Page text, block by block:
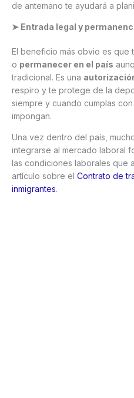
de antemano te ayudará a
➤ Entrada legal y
El beneficio más obvio es que
o permanecer en el país
tradicional. Es una
respiro y te protege de la
siempre y cuando cumplas
impongan.
Una vez dentro del país,
integrarse al mercado laboral
las condiciones laborales que
artículo sobre el Contrato de
inmigrantes.